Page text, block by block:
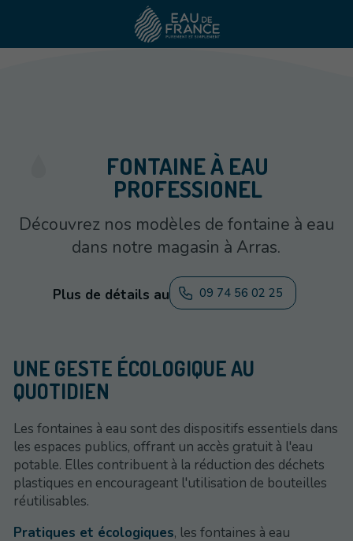
FONTAINE À EAU
PROFESSIONEL
Découvrez nos modèles de fontaine à eau
dans notre magasin à Arras.
Plus de détails au 09 74 56 02 25
UNE GESTE ÉCOLOGIQUE AU
QUOTIDIEN
Les fontaines à eau sont des dispositifs essentiels dans
les espaces publics, offrant un accès gratuit à l'eau
potable. Elles contribuent à la réduction des déchets
plastiques en encourageant l'utilisation de bouteilles
réutilisables.
Pratiques et écologiques, les fontaines à eau